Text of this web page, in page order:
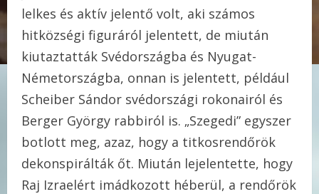
lelkes és aktív jelentő volt, aki számos
hitközségi figuráról jelentett, de miután
kiutaztatták Svédországba és Nyugat-
Németországba, onnan is jelentett, például
Scheiber Sándor svédországi rokonairól és
Berger György rabbiról is. „Szegedi” egyszer
botlott meg, azaz, hogy a titkosrendőrök
dekonspirálták őt. Miután lejelentette, hogy
Raj Izraelért imádkozott héberül, a rendőrök